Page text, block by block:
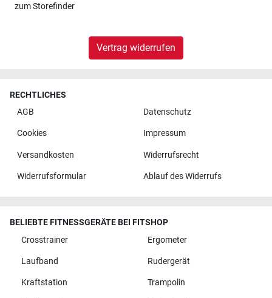
zumStorefinder
Vertrag widerrufen
RECHTLICHES
AGB
Datenschutz
Cookies Impressum
Versandkosten Widerrufsrecht
Widerrufsformular Ablauf des Widerrufs
BELIEBTE FITNESSGERÄTE BEI FITSHOP
Crosstrainer
Ergometer
Laufband Rudergerät
Kraftstation Trampolin